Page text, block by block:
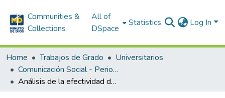
Communities &
Collections
All of
DSpace
Statistics Log In
Home Trabajos de Grado
Universitarios
Comunicación Social - Periodismo
Análisis de la efectividad de la audiodescripción en el cine para personas en situación de discapacidad visual en la Unión Nacional de Limitados Visuales de la ciudad de Medellín.